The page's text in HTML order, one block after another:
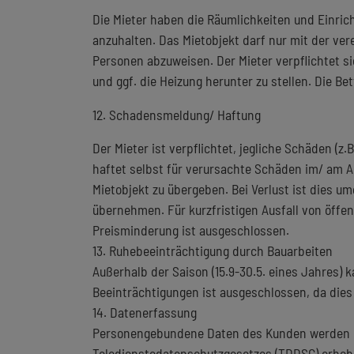
Die Mieter haben die Räumlichkeiten und
anzuhalten. Das Mietobjekt darf nur mit der
Personen abzuweisen. Der Mieter verpflichtet
und ggf. die Heizung herunter zu stellen. Die
12. Schadensmeldung/ Haftung
Der Mieter ist verpflichtet, jegliche Schäden
haftet selbst für verursachte Schäden im/ am
Mietobjekt zu übergeben. Bei Verlust ist dies
übernehmen. Für kurzfristigen Ausfall von
Preisminderung ist ausgeschlossen.
13. Ruhebeeinträchtigung durch Bauarbeiten
Außerhalb der Saison (15.9-30.5. eines
Beeinträchtigungen ist ausgeschlossen, da
14. Datenerfassung
Personengebundene Daten des Kunden